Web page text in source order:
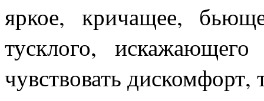
яркое, кричащее,
тусклого,
чувствовать дискомфорт,